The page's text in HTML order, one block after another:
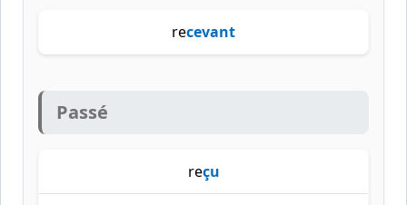
recevant
Passé
reçu